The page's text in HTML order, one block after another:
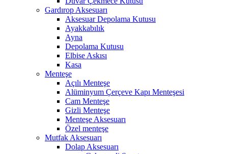
Gardırop Aksesuarı
Aksesuar Depolama Kutusu
Ayakkabılık
Ayna
Depolama Kutusu
Elbise Askısı
Kasa
Menteşe
Açılı Menteşe
Alüminyum Çerçeve Kapı Menteşesi
Cam Menteşe
Gizli Menteşe
Menteşe Aksesuarı
Özel menteşe
Mutfak Aksesuarı
Dolap Aksesuarı